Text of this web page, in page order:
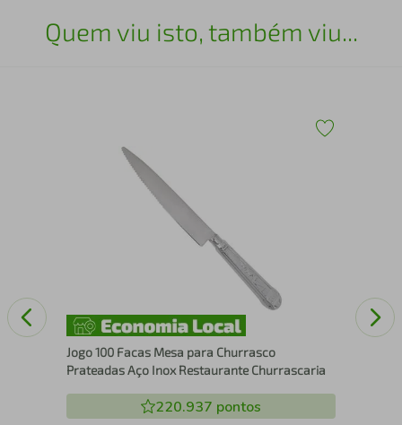
Quem viu isto, também viu...
Jogo 100 Facas Mesa para Churrasco
Prateadas Aço Inox Restaurante Churrascaria
220.937 pontos